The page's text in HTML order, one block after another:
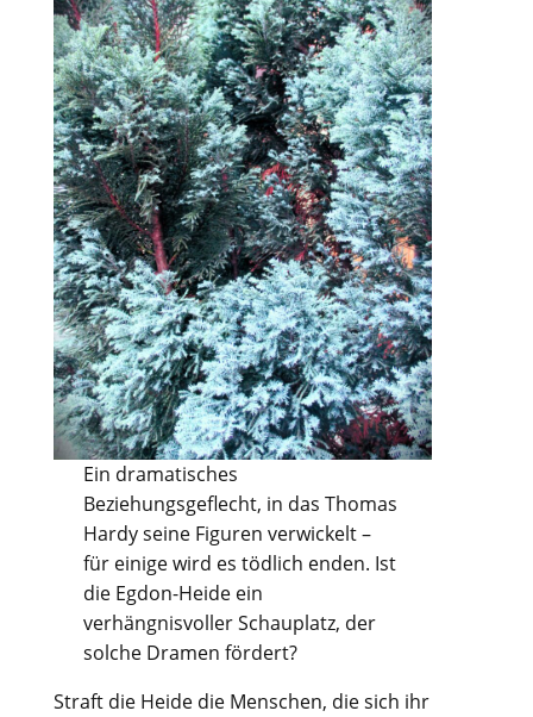
Ein dramatisches
Beziehungsgeflecht, in das Thomas
Hardy seine Figuren verwickelt –
für einige wird es tödlich enden. Ist
die Egdon-Heide ein
verhängnisvoller Schauplatz, der
solche Dramen fördert?
Straft die Heide die Menschen, die sich ihr